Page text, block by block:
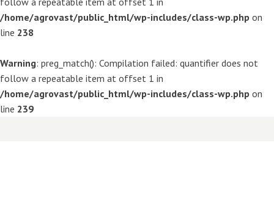
/home/agrovast/public_html/wp-includes/class-wp.php on
line 238
Warning: preg_match(): Compilation failed: quantifier does not
follow a repeatable item at offset 1 in
/home/agrovast/public_html/wp-includes/class-wp.php on
line 239